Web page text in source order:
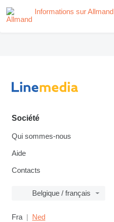
Informations sur Allmand
Société
Qui sommes-nous
Aide
Contacts
Belgique / français
Fra Ned